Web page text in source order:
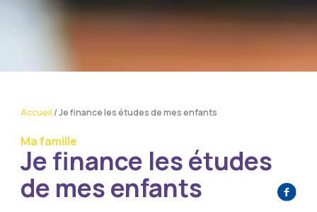
Accueil /Je finance les études de mes enfants
Ma famille
Je finance les études
de mes enfants